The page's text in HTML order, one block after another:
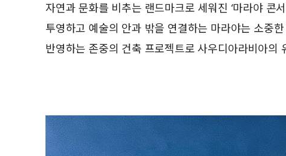
자연과 문화를 비추는 랜드마크로 세워진 ‘마라야 콘
투영하고 예술의 안과 밖을 연결하는 마라야는 소중
반영하는 존중의 건축 프로젝트로 사우디아라비아의